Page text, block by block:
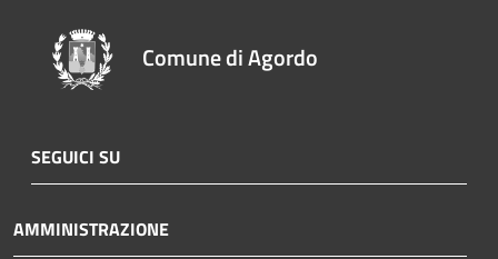
Comune di Agordo
SEGUICI SU
AMMINISTRAZIONE